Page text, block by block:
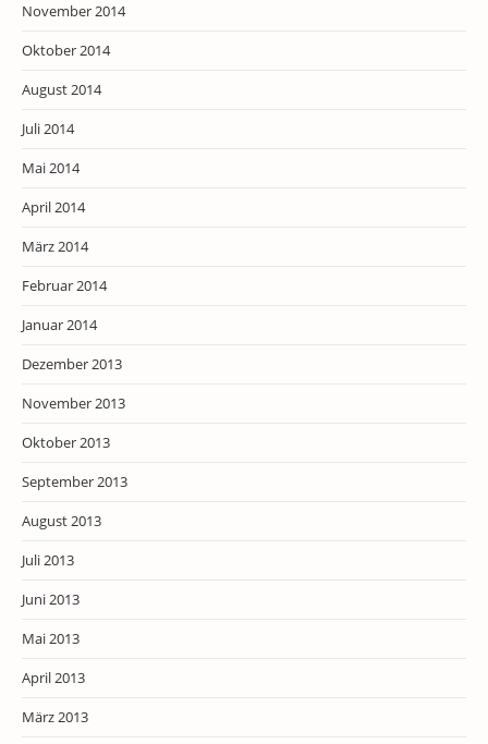
November 2014
Oktober 2014
August 2014
Juli 2014
Mai 2014
April 2014
März 2014
Februar 2014
Januar 2014
Dezember 2013
November 2013
Oktober 2013
September 2013
August 2013
Juli 2013
Juni 2013
Mai 2013
April 2013
März 2013